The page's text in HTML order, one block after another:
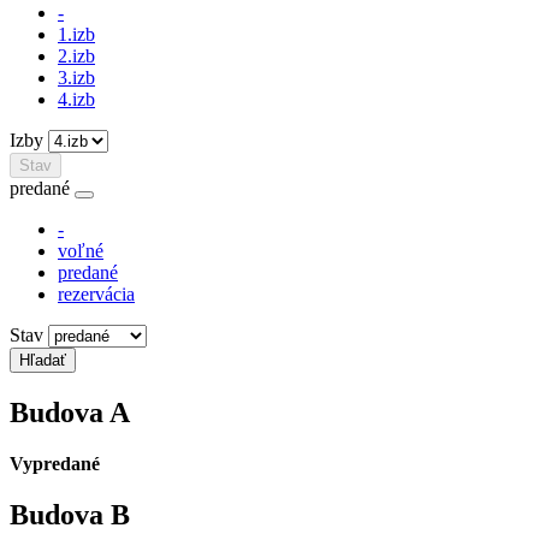
-
1.izb
2.izb
3.izb
4.izb
Izby
Stav
predané
-
voľné
predané
rezervácia
Stav
Budova A
Vypredané
Budova B